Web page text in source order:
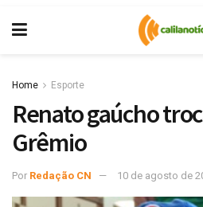
Home Esporte
Renato gaúcho
Grêmio
Por Redação CN 10 de agosto de